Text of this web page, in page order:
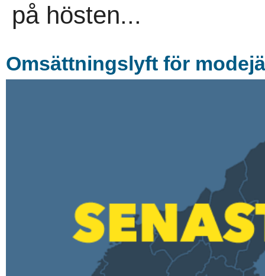
på hösten...
Omsättningslyft för